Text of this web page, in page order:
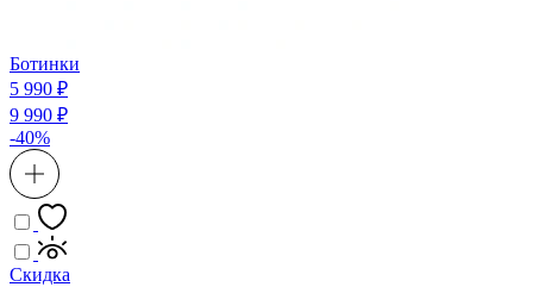
Ботинки
5 990 ₽
9 990 ₽
-40%
Скидка